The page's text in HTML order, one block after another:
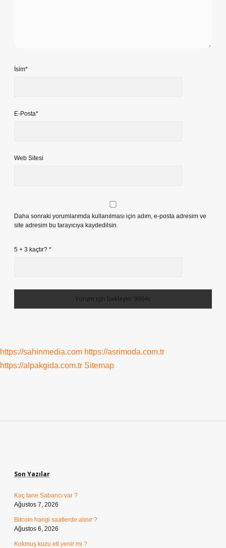
İsim*
E-Posta*
Web Sitesi
Daha sonraki yorumlarımda kullanılması için adım, e-posta adresim ve
site adresim bu tarayıcıya kaydedilsin.
5 + 3 kaçtır? *
https://sahinmedia.com https://asrimoda.com.tr
https://alpakgida.com.tr Sitemap
Son Yazılar
Kaç tane Sabancı var ?
Ağustos 7, 2026
Bitcoin hangi saatlerde alınır ?
Ağustos 6, 2026
Kokmuş kuzu eti yenir mi ?